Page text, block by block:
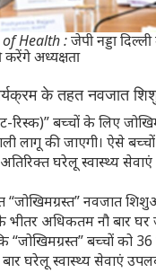
Health : जेपी नड्डा दिल्ली
अध्यक्षता
के तहत नवजात
रिस्क)” बच्चों के लिए
लागू की जाएगी। ऐसे
घरेलू स्वास्थ्य
“जोखिमग्रस्त” नवजात
भीतर अधिकतम नौ बार घर
“जोखिमग्रस्त” बच्चों को
घरेलू स्वास्थ्य सेवाएं